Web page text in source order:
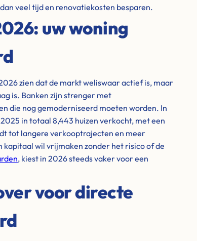
veel tijd en renovatiekosten besparen.
uw woning
zien dat de markt weliswaar actief is, maar
is. Banken zijn strenger met
die nog gemoderniseerd moeten worden. In
in totaal 8,443 huizen verkocht, met een
tot langere verkooptrajecten en meer
kapitaal wil vrijmaken zonder het risico of de
, kiest in 2026 steeds vaker voor een
voor directe